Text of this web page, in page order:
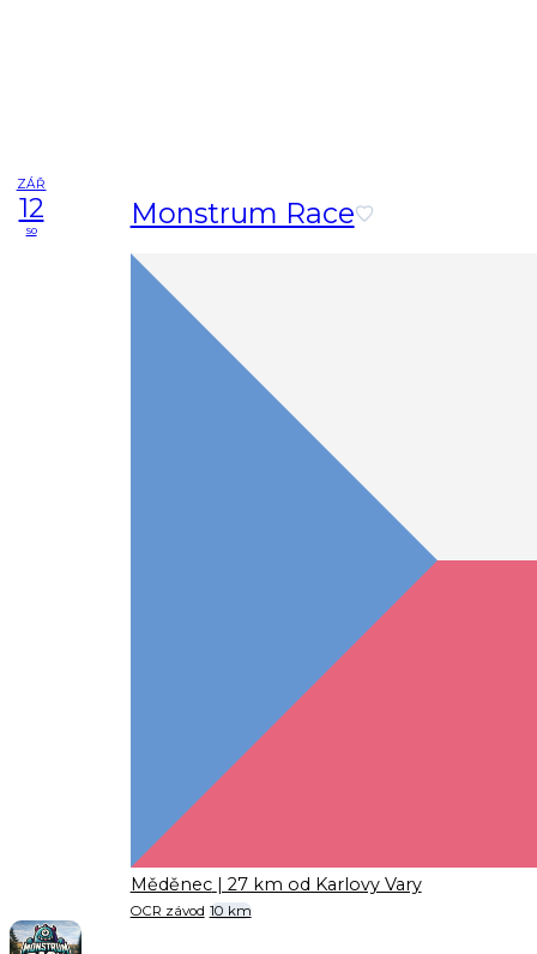
ZÁŘ
12
so Monstrum Race
Měděnec | 27 km od Karlovy Vary
OCR závod 10 km